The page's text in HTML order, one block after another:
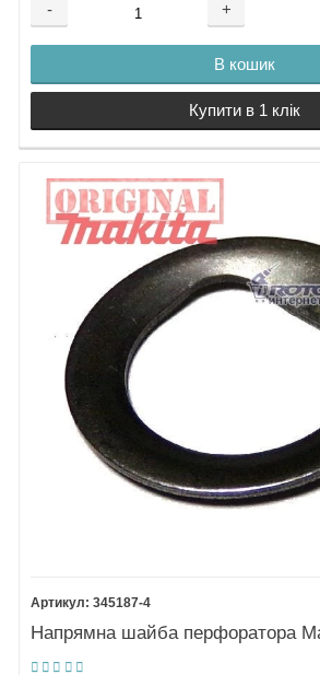
- +
В кошик
Купити в 1 клік
345187-4
Напрямна шайба перфоратора